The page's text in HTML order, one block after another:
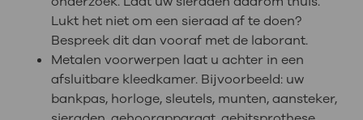
Lukt het niet om een sieraad af te doen?
Bespreek dit dan vooraf met de laborant.
Metalen voorwerpen laat u achter in een
afsluitbare kleedkamer. Bijvoorbeeld: uw
bankpas, horloge, sleutels, munten, aansteker,